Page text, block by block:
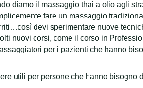
diamo il massaggio thai a olio agli
fare un massaggio
devi sperimentare nuove
nuovi corsi, come il corso in
per i pazienti che hanno
utili per persone che hanno